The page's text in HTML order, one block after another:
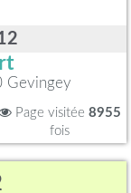
Gevingey
Page visitée 8955
fois